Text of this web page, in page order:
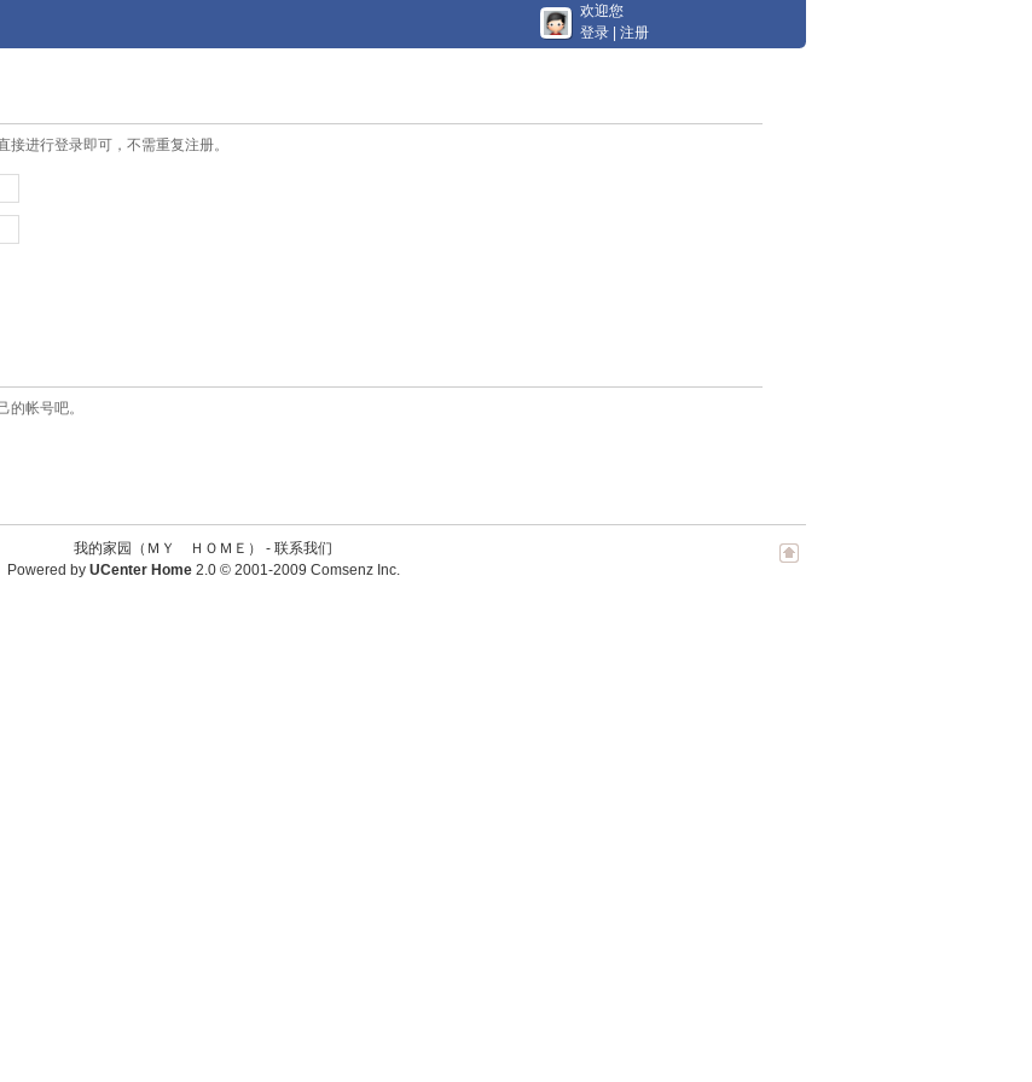
欢迎您
登录
注册
进行登录即可，不需重复注册。
帐号吧。
我的家园（ＭＹ ＨＯＭＥ） - 联系我们
Powered by UCenter Home 2.0© 2001-2009 Comsenz Inc.